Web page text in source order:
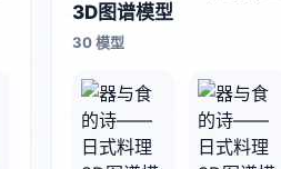
3D图谱模型
30 模型